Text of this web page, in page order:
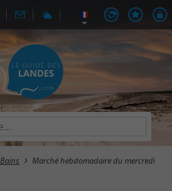
Marché hebdomadaire du mercredi